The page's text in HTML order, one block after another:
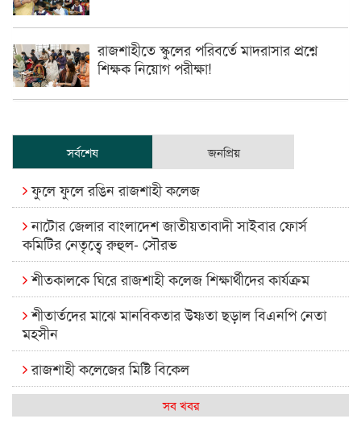
রাজশাহীতে স্কুলের পরিবর্তে মাদরাসার প্রশ্নে
শিক্ষক নিয়োগ পরীক্ষা!
সর্বশেষ জনপ্রিয়
ফুলে ফুলে রঙিন রাজশাহী কলেজ
নাটোর জেলার বাংলাদেশ জাতীয়তাবাদী সাইবার ফোর্স
কমিটির নেতৃত্বে রুহুল- সৌরভ
শীতকালকে ঘিরে রাজশাহী কলেজ শিক্ষার্থীদের কার্যক্রম
শীতার্তদের মাঝে মানবিকতার উষ্ণতা ছড়াল বিএনপি নেতা
মহসীন
রাজশাহী কলেজের মিষ্টি বিকেল
কেমন আছে আমাদের দেশের মধ্যবিত্তরা
সব খবর